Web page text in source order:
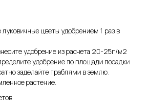
цветы удобрением 1 раз в
удобрение из расчета 20-25г/м2
удобрение по площади посадки
заделайте граблями в землю.
растение.